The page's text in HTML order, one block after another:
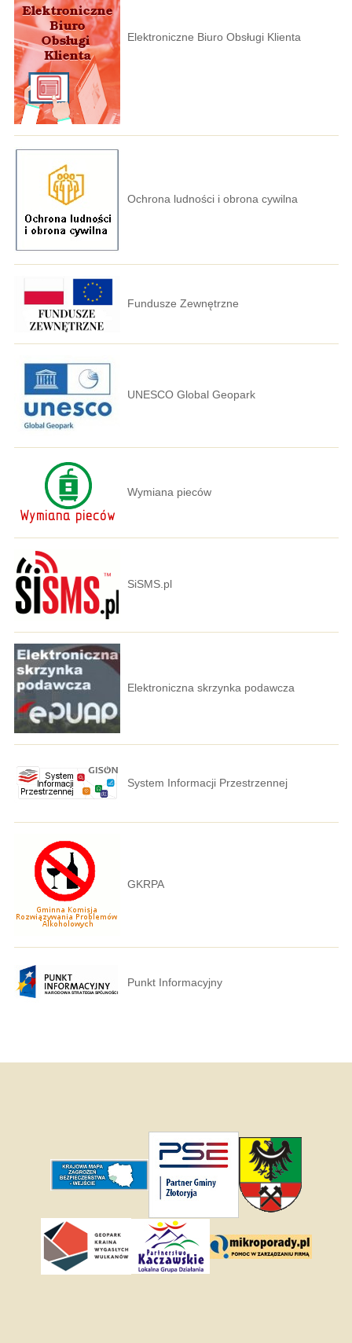
Elektroniczne Biuro Obsługi Klienta
Ochrona ludności i obrona cywilna
Fundusze Zewnętrzne
UNESCO Global Geopark
Wymiana pieców
SiSMS.pl
Elektroniczna skrzynka podawcza
System Informacji Przestrzennej
GKRPA
Punkt Informacyjny